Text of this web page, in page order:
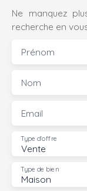
Ne manquez
recherche en
Prénom
Nom
Email
Vente
Type d'offre
Maison
Type de bien